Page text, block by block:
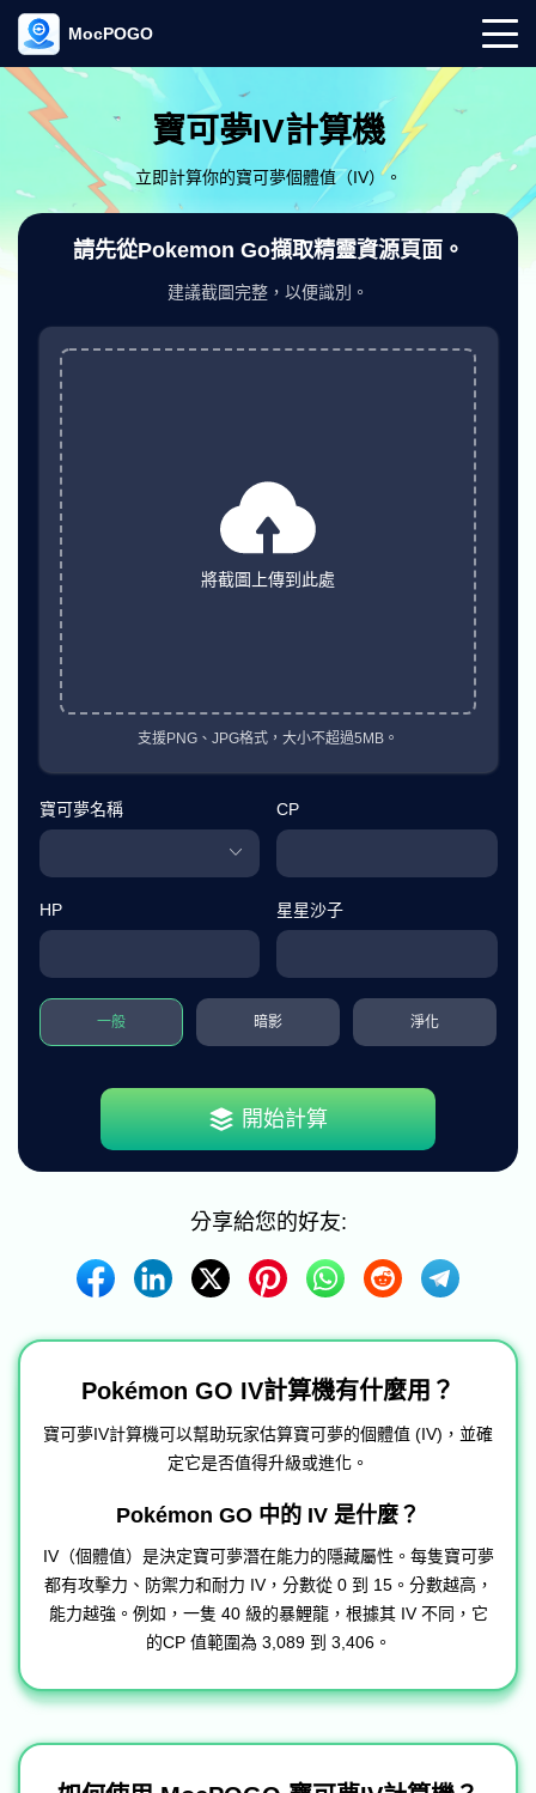
MocPOGO
寶可夢IV計算機
立即計算你的寶可夢個體值（IV）。
請先從Pokemon Go擷取精靈資源頁面。
建議截圖完整，以便識別。
將截圖上傳到此處
支援PNG、JPG格式，大小不超過5MB。
寶可夢名稱 CP
HP 星星沙子
一般 暗影 淨化
開始計算
分享給您的好友:
Pokémon GO IV計算機有什麼用？
寶可夢IV計算機可以幫助玩家估算寶可夢的個體值 (IV)，並確
定它是否值得升級或進化。
Pokémon GO 中的 IV 是什麼？
IV（個體值）是決定寶可夢潛在能力的隱藏屬性。每隻寶可夢
都有攻擊力、防禦力和耐力 IV，分數從 0 到 15。分數越高，
能力越強。例如，一隻 40 級的暴鯉龍，根據其 IV 不同，它
的CP 值範圍為 3,089 到 3,406。